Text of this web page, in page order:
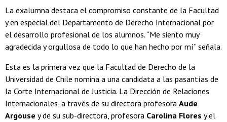
La exalumna destaca el compromiso constante de la Facultad
y en especial del Departamento de Derecho Internacional por
el desarrollo profesional de los alumnos. “Me siento muy
agradecida y orgullosa de todo lo que han hecho por mí” señala.
Esta es la primera vez que la Facultad de Derecho de la
Universidad de Chile nomina a una candidata a las pasantías de
la Corte Internacional de Justicia. La Dirección de Relaciones
Internacionales, a través de su directora profesora Aude
Argouse y de su sub-directora, profesora Carolina Flores y el